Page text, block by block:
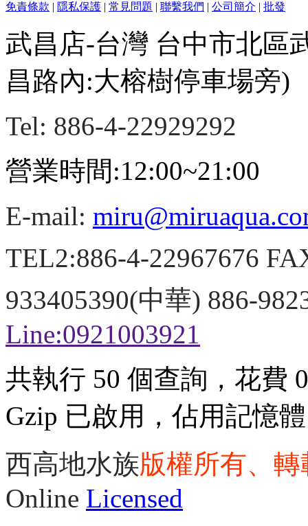
免責條款 | 隱私保護 | 常見問題 | 聯繫我們 | 公司簡介 | 批發
武昌店-台灣 台中市北區
昌路內:大榕樹停車場旁)
Tel: 886-4-22929292
營業時間:12:00~21:00
E-mail:
TEL2:886-4-22967676
933405390(中華) 886-
Line:0921003921
共執行 50 個查詢，花費
Gzip 已啟用，佔用記憶
西高地水族版權所有、
Online Licensed